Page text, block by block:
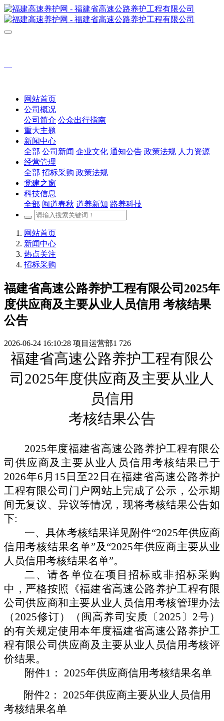
网站首页
公司概况
公司简介 公众出行指南
重大主题
新闻中心
全部 公司新闻 企业文化 通知公告 政策法规 人力资源
经营管理
全部 招标采购 政策法规
党建之窗
科技信息
全部 闽道春秋 道养新知 路养科技
网站首页
新闻中心
热点关注
招标采购
福建省高速公路养护工程有限公司2025年
度供应商及主要从业人员信用 考核结果
公告
2026-06-24 16:10:28 项目运营部1 726
福建省高速公路养护工程有限公
司 2025年度供应商及主要从业人
员信用
考核结果公告
2025年度福建省高速公路养护工程有限公
司供应商及主要从业人员信用考核结果已于
2026年6月15日至22日在福建省高速公路养护
工程有限公司门户网站上完成了公示，公示期
间无复议、异议等情况，现将考核结果公告如
下:
一、具体考核结果详见附件“2025年供应商
信用考核结果名单”及“2025年供应商主要从业
人员信用考核结果名单”。
二、请各单位在项目招标或非招标采购
中，严格按照《福建省高速公路养护工程有限
公司供应商和主要从业人员信用考核管理办法
（ 2025修订）（闽高养司安质〔2025〕2号）
的有关规定使用本年度福建省高速公路养护工
程有限公司供应商及主要从业人员信用考核评
价结果。
附件1： 2025年供应商信用考核结果名单
附件2： 2025年供应商主要从业人员信用
考核结果名单